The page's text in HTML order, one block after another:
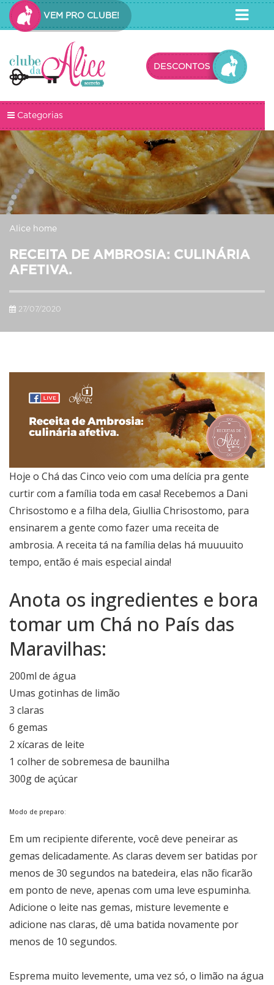
VEM PRO CLUBE!
Categorias
Alice home
RECEITA DE AMBROSIA: CULINÁRIA
AFETIVA.
27/07/2020
Hoje o Chá das Cinco veio com uma delícia pra gente
curtir com a família toda em casa! Recebemos a Dani
Chrisostomo e a filha dela, Giullia Chrisostomo, para
ensinarem a gente como fazer uma receita de
ambrosia. A receita tá na família delas há muuuuito
tempo, então é mais especial ainda!
Anota os ingredientes e bora
tomar um Chá no País das
Maravilhas:
200ml de água
Umas gotinhas de limão
3 claras
6 gemas
2 xícaras de leite
1 colher de sobremesa de baunilha
300g de açúcar
Modo de preparo:
Em um recipiente diferente, você deve peneirar as
gemas delicadamente. As claras devem ser batidas por
menos de 30 segundos na batedeira, elas não ficarão
em ponto de neve, apenas com uma leve espuminha.
Adicione o leite nas gemas, misture levemente e
adicione nas claras, dê uma batida novamente por
menos de 10 segundos.
Esprema muito levemente, uma vez só, o limão na água